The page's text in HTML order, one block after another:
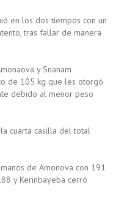
en los dos tiempos con un
tras fallar de manera
y Snanam
de 105 kg que les otorgó
debido al menor peso
cuarta casilla del total
de Amonova con 191
y Kerinbayeba cerró